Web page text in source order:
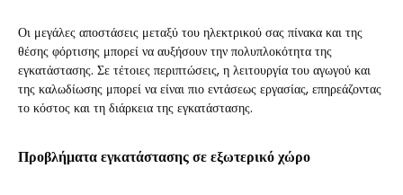
Οι μεγάλες αποστάσεις μεταξύ του ηλεκτρικού σας πίνακα και της
θέσης φόρτισης μπορεί να αυξήσουν την πολυπλοκότητα της
εγκατάστασης. Σε τέτοιες περιπτώσεις, η λειτουργία του αγωγού και
της καλωδίωσης μπορεί να είναι πιο εντάσεως εργασίας, επηρεάζοντας
το κόστος και τη διάρκεια της εγκατάστασης.
Προβλήματα εγκατάστασης σε εξωτερικό χώρο